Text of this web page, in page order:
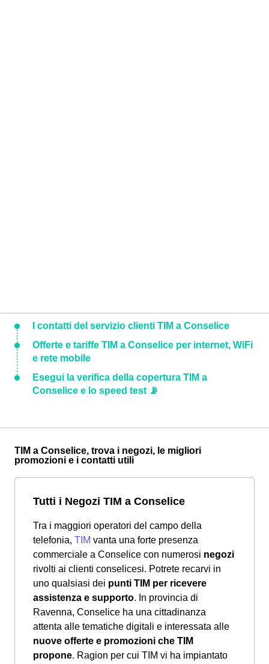
I contatti del servizio clienti TIM a Conselice
Offerte e tariffe TIM a Conselice per internet, WiFi
e rete mobile
Esegui la verifica della copertura TIM a
Conselice e lo speed test 📡
TIM a Conselice, trova i negozi, le migliori
promozioni e i contatti utili
Tutti i Negozi TIM a Conselice
Tra i maggiori operatori del campo della
telefonia, TIM vanta una forte presenza
commerciale a Conselice con numerosi negozi
rivolti ai clienti conselicesi. Potrete recarvi in
uno qualsiasi dei punti TIM per ricevere
assistenza e supporto. In provincia di
Ravenna, Conselice ha una cittadinanza
attenta alle tematiche digitali e interessata alle
nuove offerte e promozioni che TIM
propone. Ragion per cui TIM vi ha impiantato